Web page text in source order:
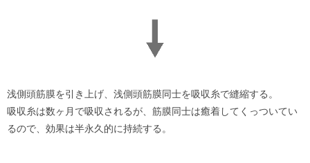
浅側頭筋膜を引き上げ、浅側頭筋膜同士を吸収糸で縫縮する。
吸収糸は数ヶ月で吸収されるが、筋膜同士は癒着してくっついてい
るので、効果は半永久的に持続する。